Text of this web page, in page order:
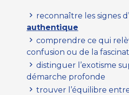
reconnaître les signes
authentique
comprendre ce qui
confusion ou de la
distinguer l’exotisme
démarche profonde
trouver l’équilibre